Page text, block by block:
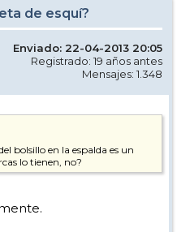
de esquí?
Enviado: 22-04-2013 20:05
Registrado: 19 años antes
Mensajes: 1.348
bolsillo en la espalda es un
lo tienen, no?